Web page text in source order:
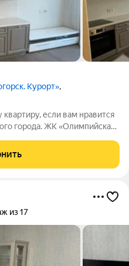
Курорт»,
квартиру, если вам нравится
города. ЖК «Олимпийская
а с ощущения
из 17